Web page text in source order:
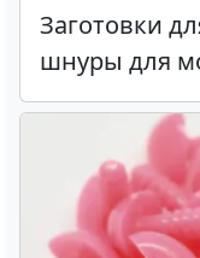
Заготовки
шнуры для